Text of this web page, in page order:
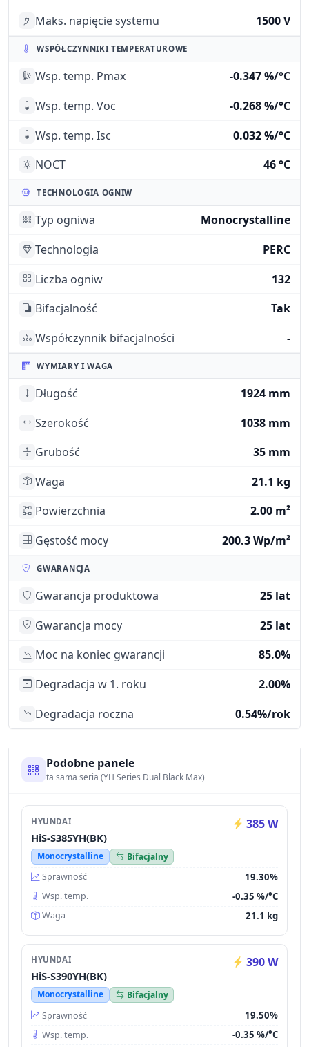
Maks. napięcie systemu 1500 V
WSPÓŁCZYNNIKI TEMPERATUROWE
Wsp. temp. Pmax
-0.347 %/°C
Wsp. temp. Voc
-0.268 %/°C
Wsp. temp. Isc
0.032 %/°C
NOCT
46 °C
TECHNOLOGIA OGNIW
Typ ogniwa
Monocrystalline
Technologia
PERC
Liczba ogniw
132
Bifacjalność
Tak
Współczynnik bifacjalności
-
WYMIARY I WAGA
Długość
1924 mm
Szerokość
1038 mm
Grubość
35 mm
Waga
21.1 kg
Powierzchnia
2.00 m²
Gęstość mocy
200.3 Wp/m²
GWARANCJA
Gwarancja produktowa
25 lat
Gwarancja mocy
25 lat
Moc na koniec gwarancji
85.0%
Degradacja w 1. roku
2.00%
Degradacja roczna
0.54%/rok
Podobne panele
ta sama seria (YH Series Dual Black Max)
HYUNDAI 385 W
HiS-S385YH(BK)
Monocrystalline
Bifacjalny
Sprawność
19.30%
Wsp. temp. -0.35 %/°C
Waga 21.1 kg
HYUNDAI 390 W
HiS-S390YH(BK)
Monocrystalline
Bifacjalny
Sprawność
19.50%
Wsp. temp. -0.35 %/°C